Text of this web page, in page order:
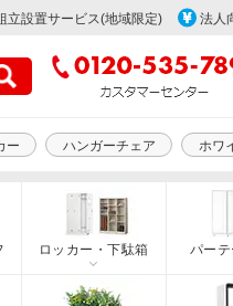
立設置サービス(地域限定) 法人
ー ハンガーチェア ホワ
ロッカー・下駄箱 パー